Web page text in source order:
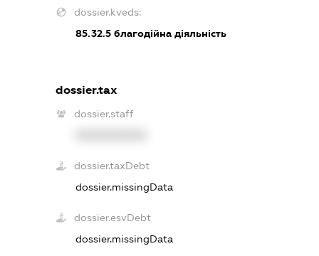
dossier.kveds:
85.32.5 благодійна діяльність
dossier.tax
dossier.staff
dossier.taxDebt
dossier.missingData
dossier.esvDebt
dossier.missingData